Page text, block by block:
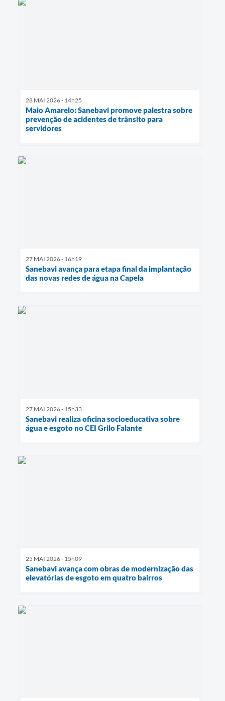
28 MAI 2026 - 14h25
Maio Amarelo: Sanebavi promove palestra sobre
prevenção de acidentes de trânsito para
servidores
27 MAI 2026 - 16h19
Sanebavi avança para etapa final da implantação
das novas redes de água na Capela
27 MAI 2026 - 15h33
Sanebavi realiza oficina socioeducativa sobre
água e esgoto no CEI Grilo Falante
25 MAI 2026 - 15h09
Sanebavi avança com obras de modernização das
elevatórias de esgoto em quatro bairros